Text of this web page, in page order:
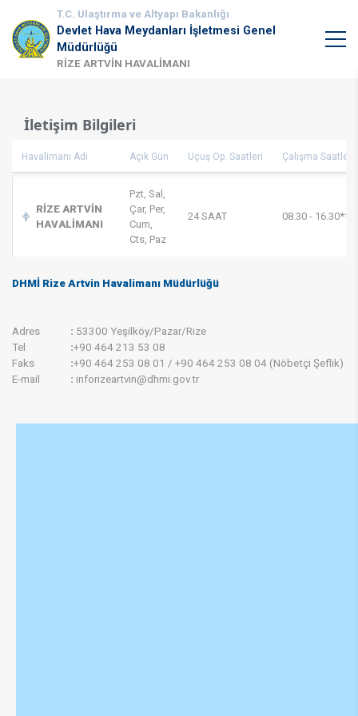
T.C. Ulaştırma ve Altyapı Bakanlığı
Devlet Hava Meydanları İşletmesi Genel
Müdürlüğü
RİZE ARTVİN HAVALİMANI
İletişim Bilgileri
Havalimanı Adı Açık Gün Uçuş Op. Saatleri Çalışma Saatleri
RİZE ARTVİN
HAVALİMANI
Pzt, Sal,
Çar, Per,
Cum,
Cts, Paz
24 SAAT 08.30 - 16.30**
DHMİ Rize Artvin Havalimanı Müdürlüğü
Adres : 53300 Yeşilköy/Pazar/Rize
Tel
:+90 464 213 53 08
Faks
:+90 464 253 08 ​01 / +90 464 253 08 04 (Nöbetçi Şeflik)
E-mail
: inforizeartvin@dhmi.gov.tr​